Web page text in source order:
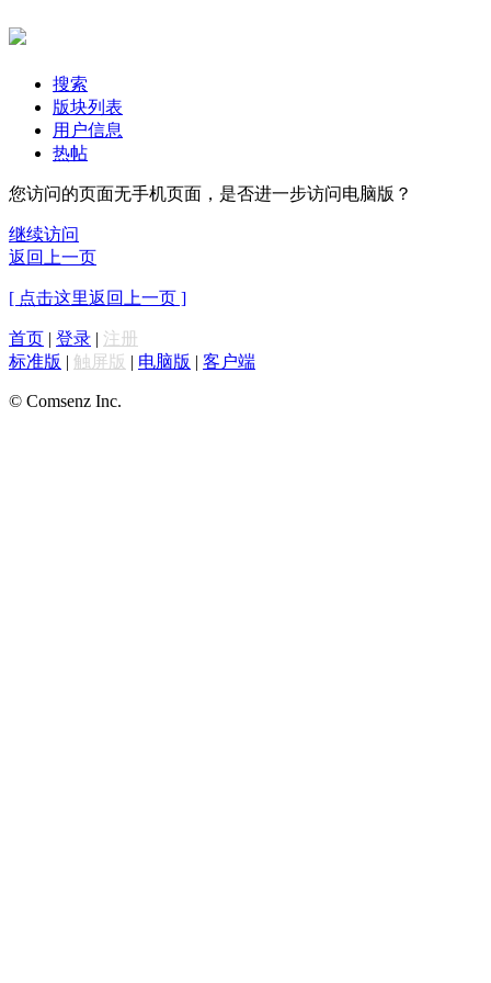
搜索
版块列表
用户信息
热帖
您访问的页面无手机页面，是否进一步访问电脑版？
继续访问
返回上一页
[ 点击这里返回上一页 ]
首页 | 登录 | 注册
标准版 | 触屏版 | 电脑版 | 客户端
© Comsenz Inc.